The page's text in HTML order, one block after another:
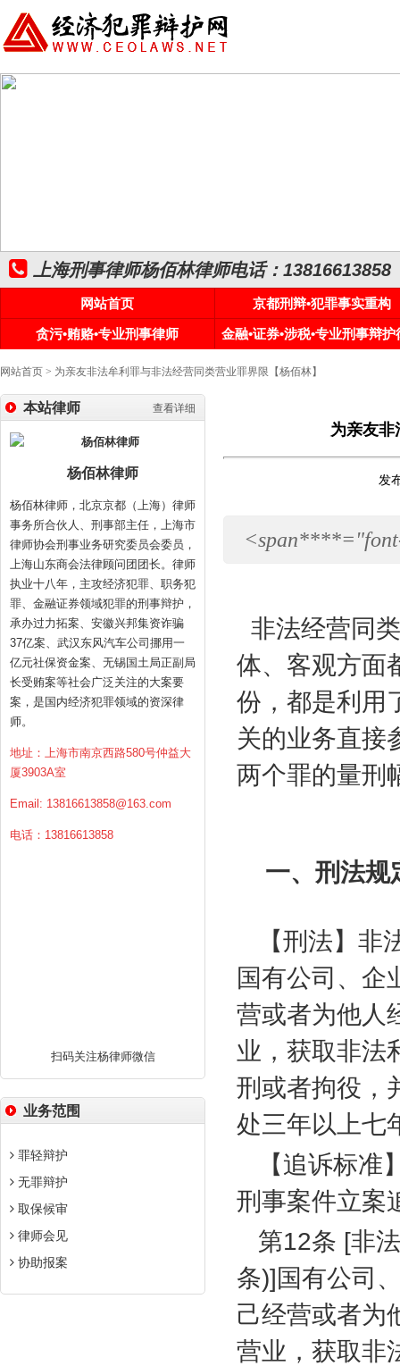
上海刑事律师杨佰林律师电话：13816613858
网站首页
京都刑辩•犯罪事实重构
贪污•贿赂•专业刑事律师
金融•证券•涉税•专业刑事辩护
网站首页 > 为亲友非法牟利罪与非法经营同类营业罪界限【杨佰林】
查看详细
本站律师
杨佰林律师
杨佰林律师，北京京都（上海）律师
事务所合伙人、刑事部主任，上海市
律师协会刑事业务研究委员会委员，
上海山东商会法律顾问团团长。律师
执业十八年，主攻经济犯罪、职务犯
罪、金融证券领域犯罪的刑事辩护，
承办过力拓案、安徽兴邦集资诈骗
37亿案、武汉东风汽车公司挪用一
亿元社保资金案、无锡国土局正副局
长受贿案等社会广泛关注的大案要
案，是国内经济犯罪领域的资深律
师。
地址：上海市南京西路580号仲益大
厦3903A室
Email: 13816613858@163.com
电话：13816613858
扫码关注杨律师微信
业务范围
罪轻辩护
无罪辩护
取保候审
律师会见
协助报案
为亲友非
发
非法经营同
体、客观方面
份，都是利用
关的业务直接
两个罪的量刑
一、刑法规
【刑法】
国有公司、企
营或者为他人
业，获取非法
刑或者拘役，
处三年以上七
【追诉标
刑事案件立案
第12条 [非
条)]国有公司
己经营或者为
营业，获取非